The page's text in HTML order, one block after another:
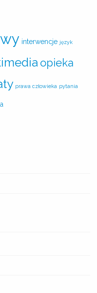
interwencje język
opieka
prawa człowieka pytania